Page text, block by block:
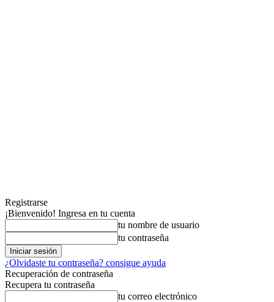
Registrarse
¡Bienvenido! Ingresa en tu cuenta
tu nombre de usuario
tu contraseña
¿Olvidaste tu contraseña? consigue ayuda
Recuperación de contraseña
Recupera tu contraseña
tu correo electrónico